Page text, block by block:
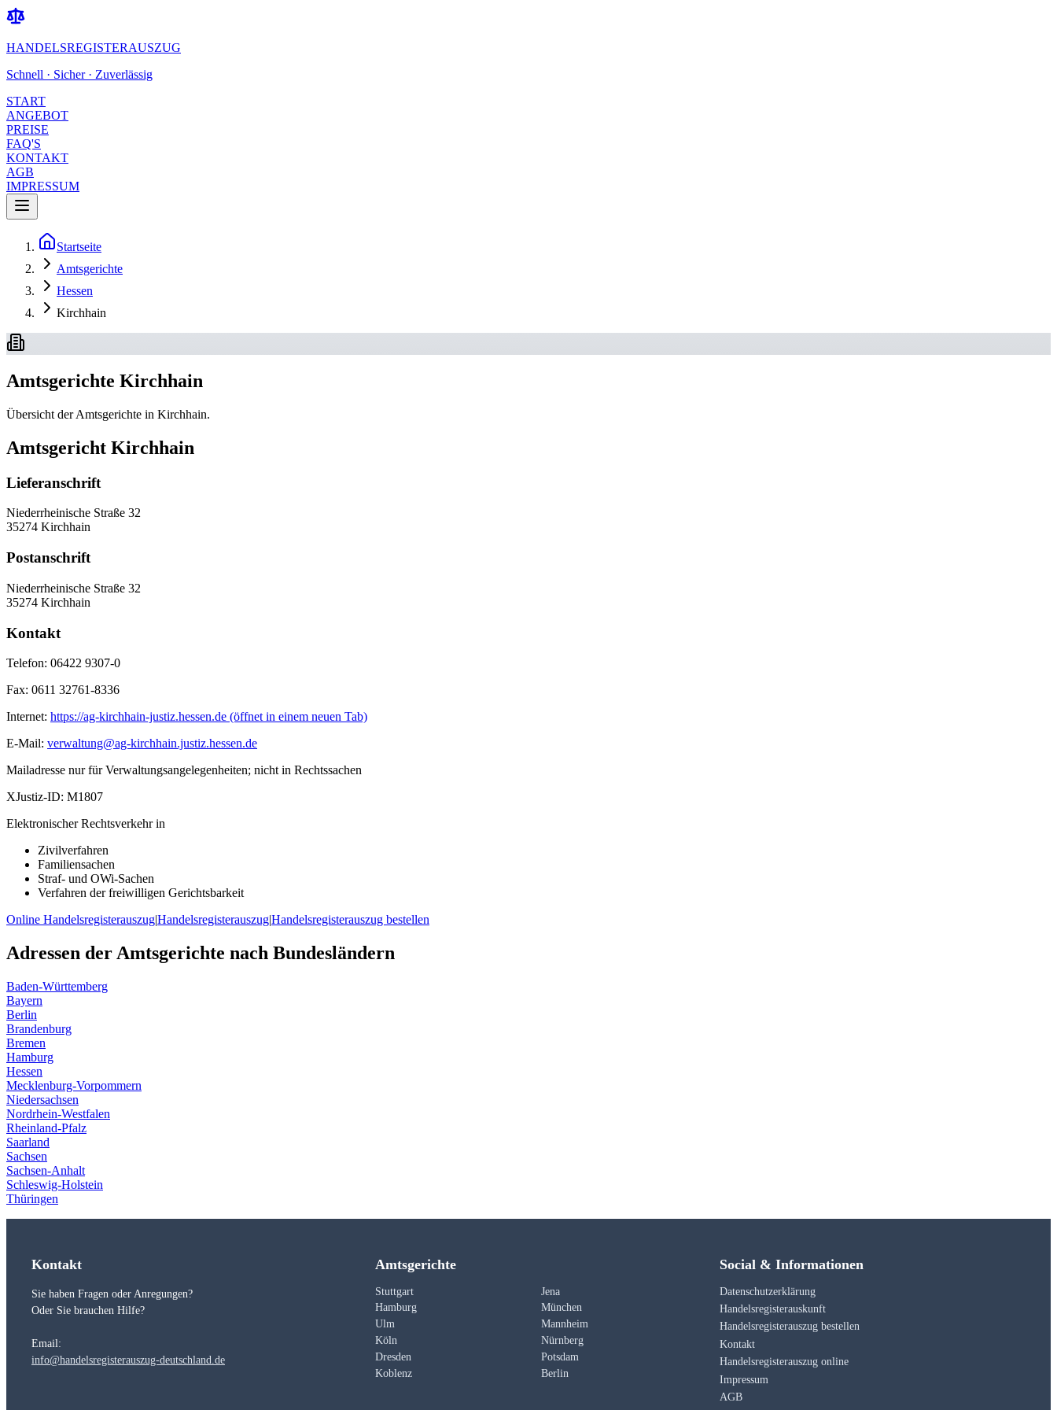
HANDELSREGISTERAUSZUG
Schnell · Sicher · Zuverlässig
START
ANGEBOT
PREISE
FAQ'S
KONTAKT
AGB
IMPRESSUM
Startseite
Amtsgerichte
Hessen
Kirchhain
Amtsgerichte Kirchhain
Übersicht der Amtsgerichte in Kirchhain.
Amtsgericht Kirchhain
Lieferanschrift
Niederrheinische Straße 32
35274 Kirchhain
Postanschrift
Niederrheinische Straße 32
35274 Kirchhain
Kontakt
Telefon: 06422 9307-0
Fax: 0611 32761-8336
Internet: https://ag-kirchhain-justiz.hessen.de (öffnet in einem neuen Tab)
E-Mail: verwaltung@ag-kirchhain.justiz.hessen.de
Mailadresse nur für Verwaltungsangelegenheiten; nicht in Rechtssachen
XJustiz-ID: M1807
Elektronischer Rechtsverkehr in
Zivilverfahren
Familiensachen
Straf- und OWi-Sachen
Verfahren der freiwilligen Gerichtsbarkeit
Online Handelsregisterauszug|Handelsregisterauszug|Handelsregisterauszug bestellen
Adressen der Amtsgerichte nach Bundesländern
Baden-Württemberg
Bayern
Berlin
Brandenburg
Bremen
Hamburg
Hessen
Mecklenburg-Vorpommern
Niedersachsen
Nordrhein-Westfalen
Rheinland-Pfalz
Saarland
Sachsen
Sachsen-Anhalt
Schleswig-Holstein
Thüringen
Kontakt
Sie haben Fragen oder Anregungen?
Oder Sie brauchen Hilfe?
Email:
info@handelsregisterauszug-deutschland.de
Amtsgerichte
Stuttgart
Jena
Hamburg
München
Ulm
Mannheim
Köln
Nürnberg
Dresden
Potsdam
Koblenz
Berlin
Social & Informationen
Datenschutzerklärung
Handelsregisterauskunft
Handelsregisterauszug bestellen
Kontakt
Handelsregisterauszug online
Impressum
AGB